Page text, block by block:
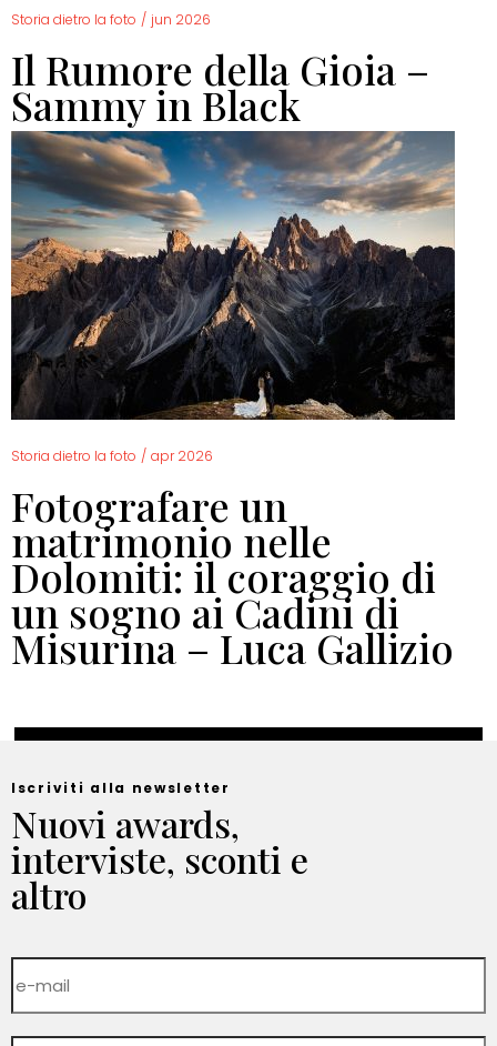
Storia dietro la foto / jun 2026
Il Rumore della Gioia –
Sammy in Black
Storia dietro la foto / apr 2026
Fotografare un
matrimonio nelle
Dolomiti: il coraggio di
un sogno ai Cadini di
Misurina – Luca Gallizio
Iscriviti alla newsletter
Nuovi awards,
interviste, sconti e
altro